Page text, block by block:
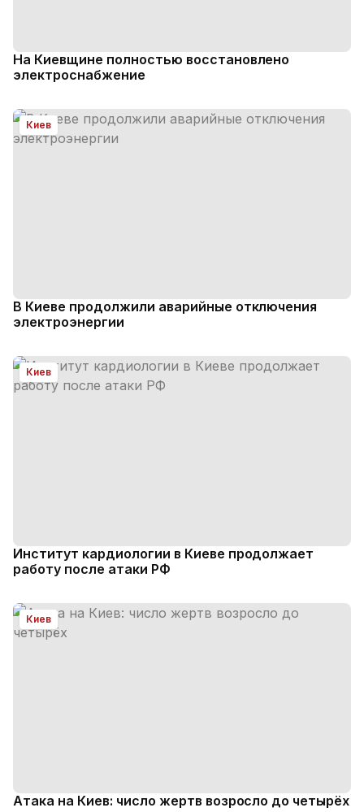
На Киевщине полностью восстановлено
электроснабжение
Киев
В Киеве продолжили аварийные отключения
электроэнергии
Киев
Институт кардиологии в Киеве продолжает
работу после атаки РФ
Киев
Атака на Киев: число жертв возросло до четырёх